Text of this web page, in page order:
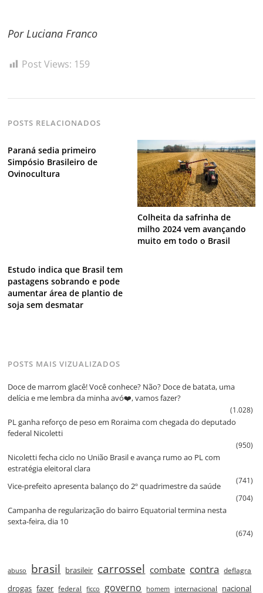
Por Luciana Franco
Post Views: 159
POSTS RELACIONADOS
Paraná sedia primeiro
Simpósio Brasileiro de
Ovinocultura
Colheita da safrinha de
milho 2024 vem avançando
muito em todo o Brasil
Estudo indica que Brasil tem
pastagens sobrando e pode
aumentar área de plantio de
soja sem desmatar
POSTS MAIS VIZUALIZADOS
Doce de marrom glacê! Você conhece? Não? Doce de batata, uma
delícia e me lembra da minha avó❤️, vamos fazer?
(1.028)
PL ganha reforço de peso em Roraima com chegada do deputado
federal Nicoletti
(950)
Nicoletti fecha ciclo no União Brasil e avança rumo ao PL com
estratégia eleitoral clara
(741)
Vice‑prefeito apresenta balanço do 2º quadrimestre da saúde
(704)
Campanha de regularização do bairro Equatorial termina nesta
sexta‑feira, dia 10
(674)
abuso brasil brasileir carrossel combate contra deflagra
drogas fazer federal ficco governo homem internacional nacional